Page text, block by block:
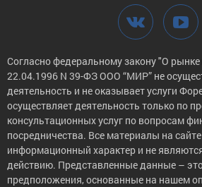
Согласно федеральному закону "О
22.04.1996 N 39-ФЗ ООО “МИР” не
деятельность и не оказывает услуги
осуществляет деятельность только по
консультационных услуг по вопросам
посредничества. Все материалы на
информационный характер и не
действию. Представленные данные –
предположения, основанные на нашем